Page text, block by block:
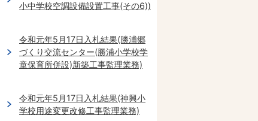
小中学校空調設備設置工事(その6))
令和元年5月17日入札結果(勝浦郷
づくり交流センター(勝浦小学校学
童保育所併設)新築工事監理業務)
令和元年5月17日入札結果(神興小
学校用途変更改修工事監理業務)